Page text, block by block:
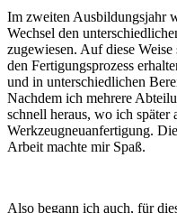
Im zweiten Ausbildungsjahr
Wechsel den
zugewiesen. Auf diese
den Fertigungsprozess
und in unterschiedlichen
Nachdem ich mehrere
schnell heraus, wo ich später
Werkzeugneuanfertigung.
Arbeit machte mir Spaß.
Also begann ich auch, für